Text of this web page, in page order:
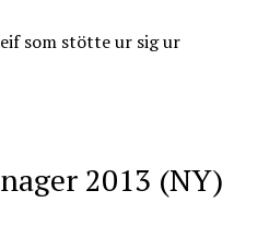
som stötte ur sig ur
2013 (NY)